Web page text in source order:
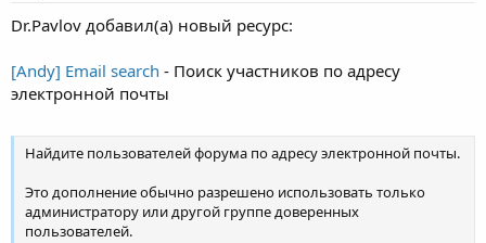
Dr.Pavlov добавил(а) новый ресурс:
[Andy] Email search - Поиск участников по адресу
электронной почты
Найдите пользователей форума по адресу электронной почты.
Это дополнение обычно разрешено использовать только
администратору или другой группе доверенных
пользователей.